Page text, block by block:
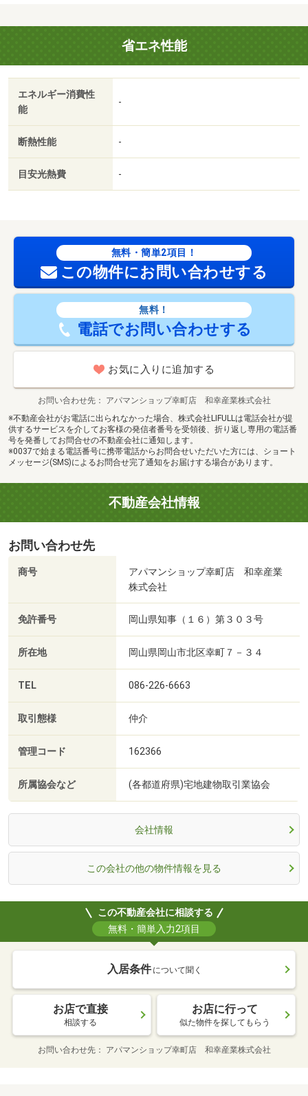
省エネ性能
エネルギー消費性
能
-
断熱性能 -
目安光熱費 -
無料・簡単2項目！
この物件にお問い合わせする
無料！
電話でお問い合わせする
お気に入りに追加する
お問い合わせ先
アパマンショップ幸町店 和幸産業株式会社
※不動産会社がお電話に出られなかった場合、株式会社LIFULLは電話会社が提
供するサービスを介してお客様の発信者番号を受領後、折り返し専用の電話番
号を発番してお問合せの不動産会社に通知します。
※0037で始まる電話番号に携帯電話からお問合せいただいた方には、ショート
メッセージ(SMS)によるお問合せ完了通知をお届けする場合があります。
不動産会社情報
お問い合わせ先
商号
アパマンショップ幸町店 和幸産業
株式会社
免許番号 岡山県知事（１６）第３０３号
所在地 岡山県岡山市北区幸町７－３４
TEL 086-226-6663
取引態様 仲介
管理コード 162366
所属協会など (各都道府県)宅地建物取引業協会
会社情報
この会社の他の物件情報を見る
この不動産会社に相談する
無料・簡単入力2項目
入居条件 について聞く
お店で直接
相談する
お店に行って
似た物件を探してもらう
お問い合わせ先 アパマンショップ幸町店 和幸産業株式会社